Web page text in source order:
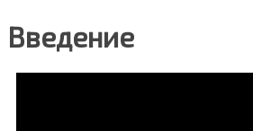
Введение